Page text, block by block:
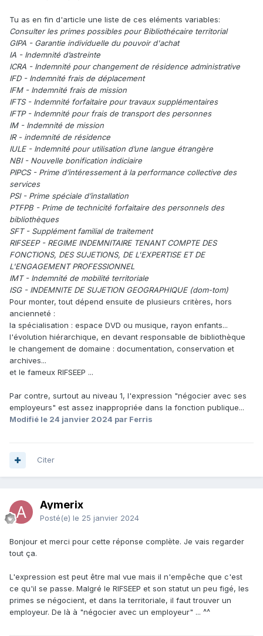
Tu as en fin d'article une liste de ces eléments variables:
Consulter les primes possibles pour Bibliothécaire territorial
GIPA - Garantie individuelle du pouvoir d'achat
IA - Indemnité d’astreinte
ICRA - Indemnité pour changement de résidence administrative
IFD - Indemnité frais de déplacement
IFM - Indemnité frais de mission
IFTS - Indemnité forfaitaire pour travaux supplémentaires
IFTP - Indemnité pour frais de transport des personnes
IM - Indemnité de mission
IR - indemnité de résidence
IULE - Indemnité pour utilisation d’une langue étrangère
NBI - Nouvelle bonification indiciaire
PIPCS - Prime d’intéressement à la performance collective des
services
PSI - Prime spéciale d’installation
PTFPB - Prime de technicité forfaitaire des personnels des
bibliothèques
SFT - Supplément familial de traitement
RIFSEEP - REGIME INDEMNITAIRE TENANT COMPTE DES
FONCTIONS, DES SUJETIONS, DE L'EXPERTISE ET DE
L'ENGAGEMENT PROFESSIONNEL
IMT - Indemnité de mobilité territoriale
ISG - INDEMNITE DE SUJETION GEOGRAPHIQUE (dom-tom)
Pour monter, tout dépend ensuite de plusieurs critères, hors
ancienneté :
la spécialisation : espace DVD ou musique, rayon enfants...
l'évolution hiérarchique, en devant responsable de bibliothèque
le changement de domaine : documentation, conservation et
archives...
et le fameux RIFSEEP ...
Par contre, surtout au niveau 1, l'expression "négocier avec ses
employeurs" est assez inappropriée dans la fonction publique...
Modifié le 24 janvier 2024 par Ferris
Citer
Aymerix
Posté(e) le 25 janvier 2024
Bonjour et merci pour cette réponse complète. Je vais regarder
tout ça.
L'expression est peut être mal vue mais il n'empêche que c'est
ce qu'il se passe. Malgré le RIFSEEP et son statut un peu figé, les
primes se négocient, et dans la territoriale, il faut trouver un
employeur. De là à "négocier avec un employeur" ... ^^